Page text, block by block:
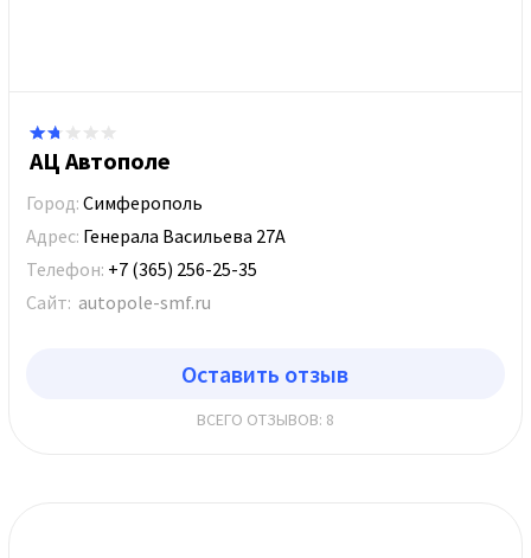
АЦ Автополе
Город: Симферополь
Адрес: Генерала Васильева 27А
Телефон: +7 (365) 256-25-35
Сайт: autopole-smf.ru
Оставить отзыв
ВСЕГО ОТЗЫВОВ: 8